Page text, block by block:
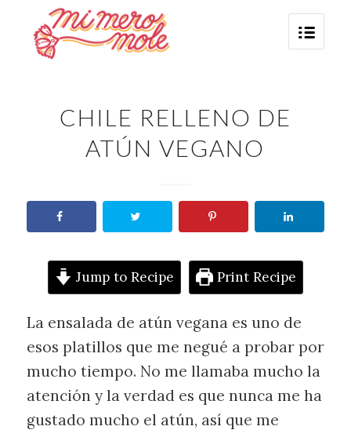
CHILE RELLENO DE
ATÚN VEGANO
Jump to Recipe Print Recipe
La ensalada de atún vegana es uno de
esos platillos que me negué a probar por
mucho tiempo. No me llamaba mucho la
atención y la verdad es que nunca me ha
gustado mucho el atún, así que me